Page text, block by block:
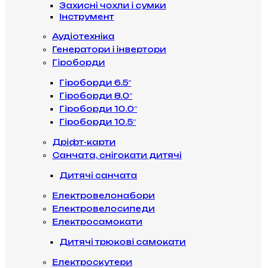
Захисні чохли і сумки
Інструмент
Аудіотехніка
Генератори і інвертори
Гіроборди
Гіроборди 6.5″
Гіроборди 8.0″
Гіроборди 10.0″
Гіроборди 10.5″
Дріфт-карти
Санчата, снігокати дитячі
Дитячі санчата
Електровелонабори
Електровелосипеди
Електросамокати
Дитячі трюкові самокати
Електроскутери